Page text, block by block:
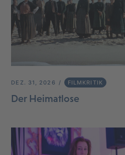
DEZ. 31, 2026 FILMKRITIK
Der Heimatlose